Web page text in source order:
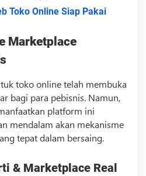
Toko Online Siap Pakai
Marketplace
toko online telah membuka
bagi para pebisnis. Namun,
platform ini
mendalam akan mekanisme
tepat dalam bersaing.
& Marketplace Real